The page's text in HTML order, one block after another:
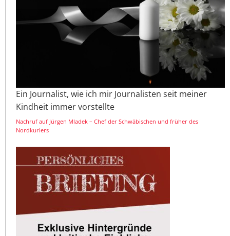
Ein Journalist, wie ich mir Journalisten seit meiner
Kindheit immer vorstellte
Nachruf auf Jürgen Mladek – Chef der Schwäbischen und früher des
Nordkuriers